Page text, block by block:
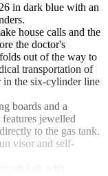
in dark blue with an
house calls and the
the doctor's
out of the way to
transportation of
in the six-cylinder line
boards and a
jewelled
to the gas tank.
visor and self-